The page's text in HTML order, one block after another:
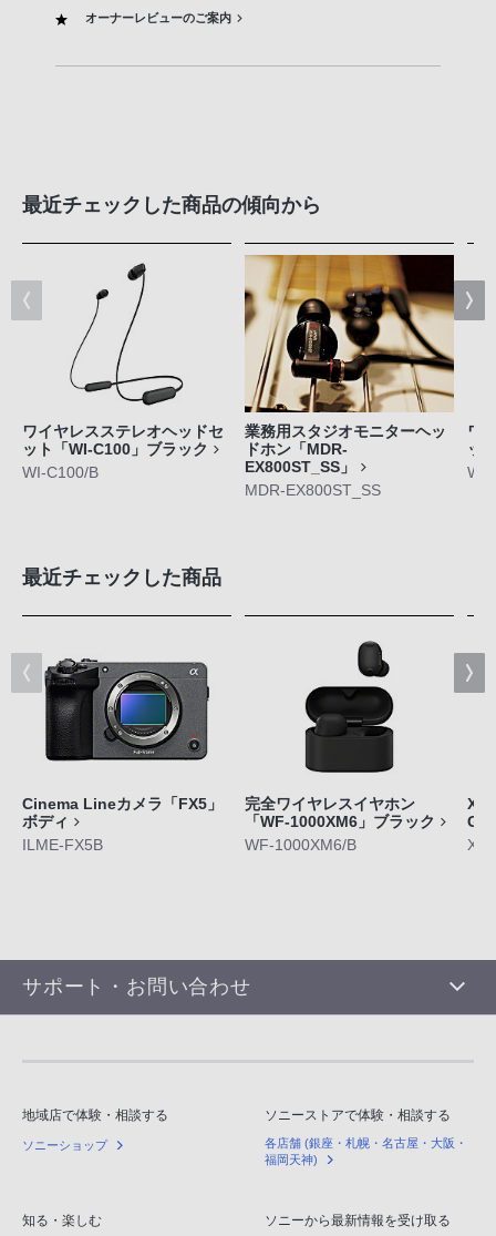
オーナーレビューのご案内
最近チェックした商品の傾向から
ワイヤレスステレオヘッドセ
ット「WI-C100」ブラック
WI-C100/B
業務用スタジオモニターヘッ
ドホン「MDR-
EX800ST_SS」
MDR-EX800ST_SS
ワ
ッ
WI-
最近チェックした商品
Cinema Lineカメラ「FX5」
ボディ
ILME-FX5B
完全ワイヤレスイヤホン
「WF-1000XM6」ブラック
WF-1000XM6/B
サポート・お問い合わせ
地域店で体験・相談する
ソニーショップ
ソニーストアで体験・相談する
各店舗 (銀座・札幌・名古屋・大阪・
福岡天神)
知る・楽しむ ソニーから最新情報を受け取る